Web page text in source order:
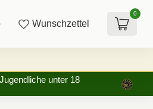
Wunschzettel
0
unter 18